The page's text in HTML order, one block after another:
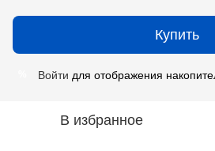
Купить
Войти для отображения
В избранное